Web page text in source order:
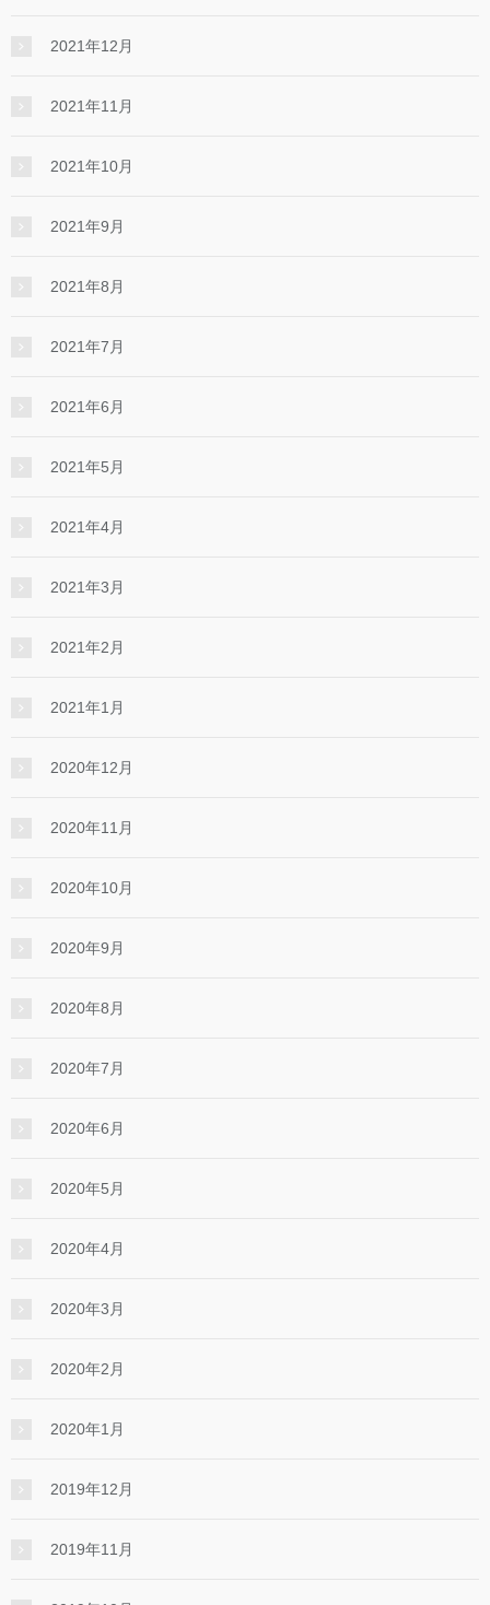
2021年12月
2021年11月
2021年10月
2021年9月
2021年8月
2021年7月
2021年6月
2021年5月
2021年4月
2021年3月
2021年2月
2021年1月
2020年12月
2020年11月
2020年10月
2020年9月
2020年8月
2020年7月
2020年6月
2020年5月
2020年4月
2020年3月
2020年2月
2020年1月
2019年12月
2019年11月